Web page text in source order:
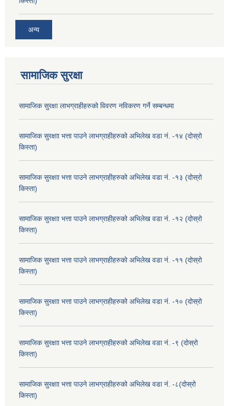
अन्य
सामाजिक सुरक्षा
सामाजिक सुरक्षा लाभग्राहीहरुको विवरण नविकरण गर्ने सम्बन्धमा
सामाजिक सुरक्षाा भत्ता पाउने लाभग्राहीहरुको अभिलेख वडा नं. -१४ (दोस्रो
किस्ता)
सामाजिक सुरक्षाा भत्ता पाउने लाभग्राहीहरुको अभिलेख वडा नं. -१३ (दोस्रो
किस्ता)
सामाजिक सुरक्षाा भत्ता पाउने लाभग्राहीहरुको अभिलेख वडा नं. -१२ (दोस्रो
किस्ता)
सामाजिक सुरक्षाा भत्ता पाउने लाभग्राहीहरुको अभिलेख वडा नं. -११ (दोस्रो
किस्ता)
सामाजिक सुरक्षाा भत्ता पाउने लाभग्राहीहरुको अभिलेख वडा नं. -१० (दोस्रो
किस्ता)
सामाजिक सुरक्षाा भत्ता पाउने लाभग्राहीहरुको अभिलेख वडा नं. -९ (दोस्रो
किस्ता)
सामाजिक सुरक्षाा भत्ता पाउने लाभग्राहीहरुको अभिलेख वडा नं. -८(दोस्रो
किस्ता)